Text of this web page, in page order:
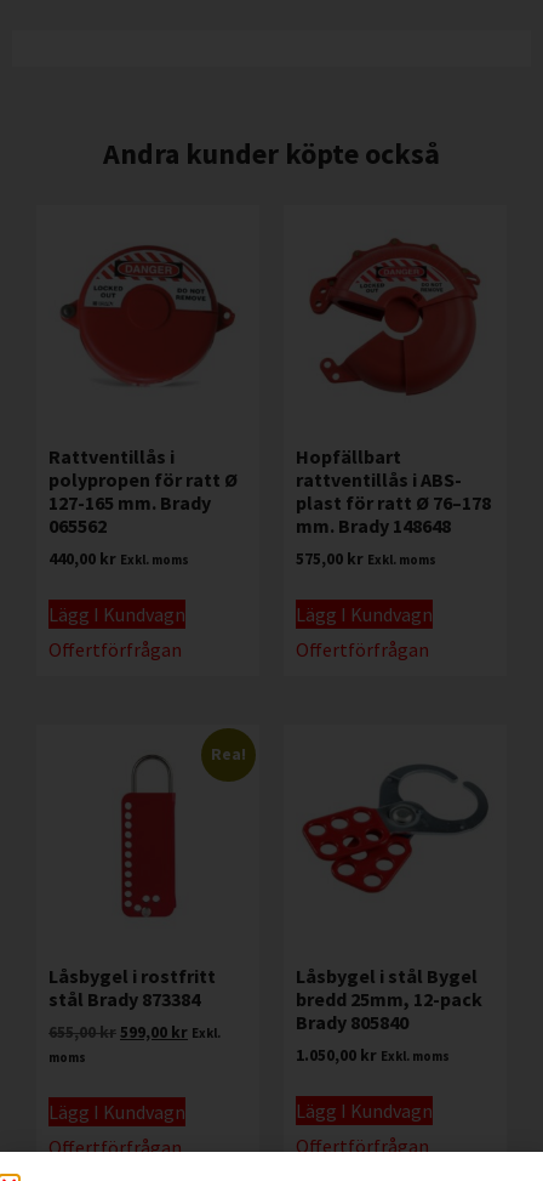
Andra kunder köpte också
Rattventillås i
polypropen för ratt Ø
127-165 mm. Brady
065562
440,00 kr Exkl. moms
Lägg I Kundvagn
Offertförfrågan
Hopfällbart
rattventillås i ABS-
plast för ratt Ø 76–178
mm. Brady 148648
575,00 kr Exkl. moms
Lägg I Kundvagn
Offertförfrågan
Rea!
Låsbygel i rostfritt
stål Brady 873384
655,00kr599,00 kr Exkl.
moms
Lägg I Kundvagn
Offertförfrågan
Låsbygel i stål Bygel
bredd 25mm, 12-pack
Brady 805840
1.050,00 kr Exkl. moms
Lägg I Kundvagn
Offertförfrågan